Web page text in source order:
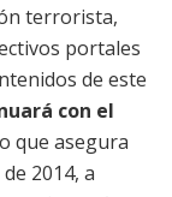
terrorista,
portales
de este
con el
que asegura
2014, a